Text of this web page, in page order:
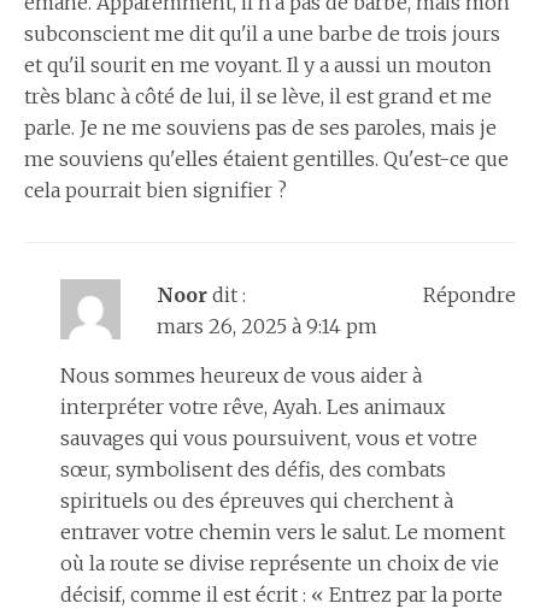
subconscient me dit qu'il a une barbe de trois jours
et qu'il sourit en me voyant. Il y a aussi un mouton
très blanc à côté de lui, il se lève, il est grand et me
parle. Je ne me souviens pas de ses paroles, mais je
me souviens qu'elles étaient gentilles. Qu'est-ce que
cela pourrait bien signifier ?
Noor dit :
mars 26, 2025 à 9:14 pm
Nous sommes heureux de vous aider à
interpréter votre rêve, Ayah. Les animaux
sauvages qui vous poursuivent, vous et votre
sœur, symbolisent des défis, des combats
spirituels ou des épreuves qui cherchent à
entraver votre chemin vers le salut. Le moment
où la route se divise représente un choix de vie
décisif, comme il est écrit : « Entrez par la porte
Répondre